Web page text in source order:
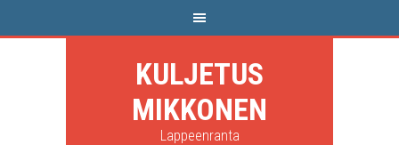
KULJETUS
MIKKONEN
Lappeenranta